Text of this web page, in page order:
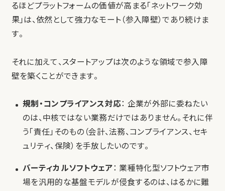
るほどプラットフォームの価値が高まる「ネットワーク効
果」は、依然として強力なモート（参入障壁）であり続けま
す。
それに加えて、スタートアップは次のような領域で参入障
壁を築くことができます。
規制・コンプライアンス対応： 企業が外部に委ねたい
のは、中核ではない業務だけではありません。それに伴
う「責任」そのもの（会計、法務、コンプライアンス、セキ
ュリティ、保険）を手放したいのです。
バーティカルソフトウェア： 業種特化型ソフトウェア市
場を汎用的な基盤モデルが侵食するのは、はるかに難